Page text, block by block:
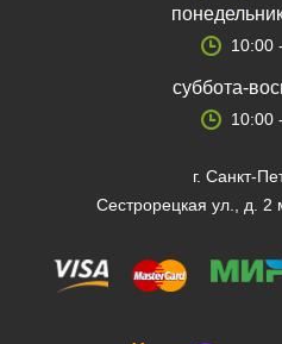
10:00
суббота-
10:00
г. Санкт-
Сестрорецкая ул., д. 2